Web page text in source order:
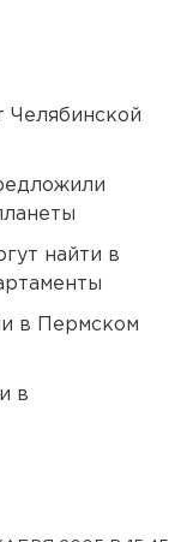
Челябинской
найти в
в Пермском
в